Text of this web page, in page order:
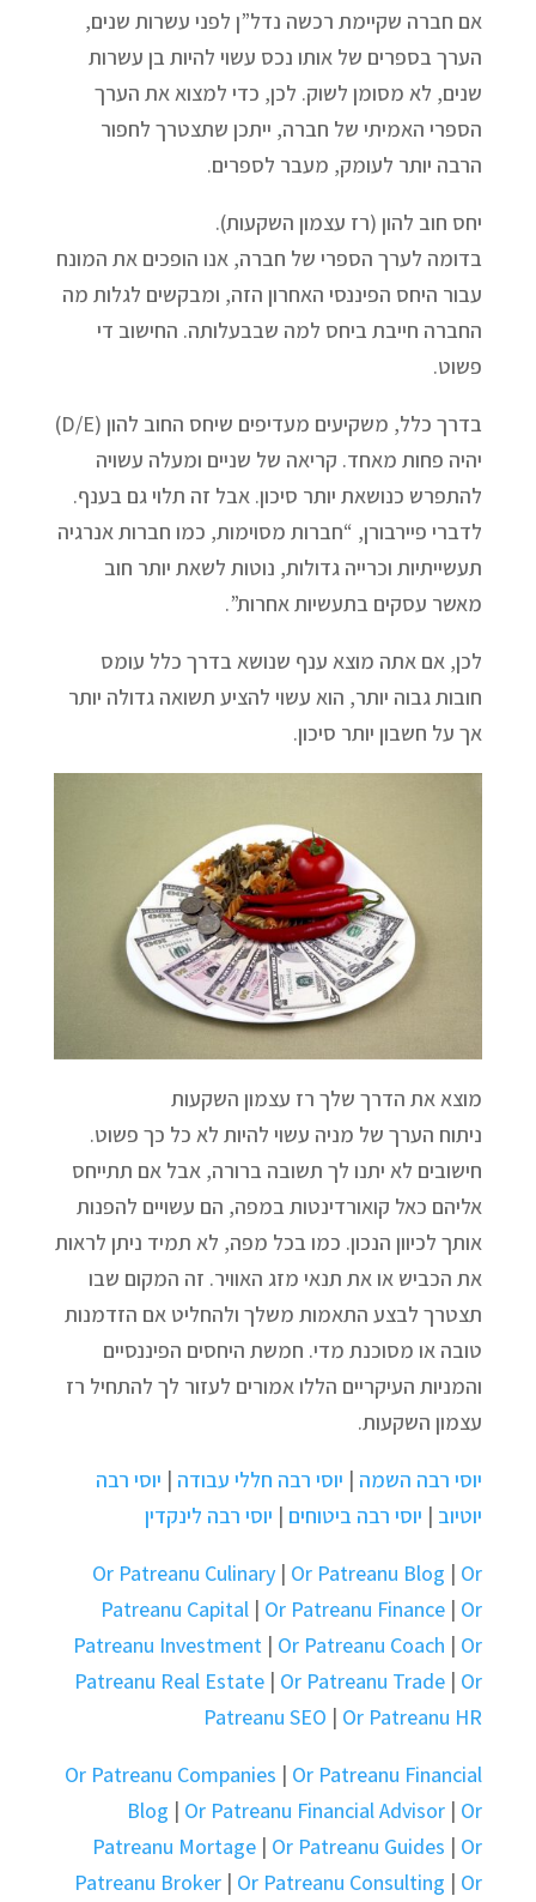
אם חברה שקיימת רכשה נדל”ן לפני עשרות שנים,
הערך בספרים של אותו נכס עשוי להיות בן עשרות
שנים, לא מסומן לשוק. לכן, כדי למצוא את הערך
הספרי האמיתי של חברה, ייתכן שתצטרך לחפור
הרבה יותר לעומק, מעבר לספרים.
יחס חוב להון (רז עצמון השקעות).
בדומה לערך הספרי של חברה, אנו הופכים את המונח
עבור היחס הפיננסי האחרון הזה, ומבקשים לגלות מה
החברה חייבת ביחס למה שבבעלותה. החישוב די
פשוט.
בדרך כלל, משקיעים מעדיפים שיחס החוב להון (D/E)
יהיה פחות מאחד. קריאה של שניים ומעלה עשויה
להתפרש כנושאת יותר סיכון. אבל זה תלוי גם בענף.
לדברי פיירבורן, “חברות מסוימות, כמו חברות אנרגיה
תעשייתיות וכרייה גדולות, נוטות לשאת יותר חוב
מאשר עסקים בתעשיות אחרות”.
לכן, אם אתה מוצא ענף שנושא בדרך כלל עומס
חובות גבוה יותר, הוא עשוי להציע תשואה גדולה יותר
אך על חשבון יותר סיכון.
מוצא את הדרך שלך רז עצמון השקעות
ניתוח הערך של מניה עשוי להיות לא כל כך פשוט.
חישובים לא יתנו לך תשובה ברורה, אבל אם תתייחס
אליהם כאל קואורדינטות במפה, הם עשויים להפנות
אותך לכיוון הנכון. כמו בכל מפה, לא תמיד ניתן לראות
את הכביש או את תנאי מזג האוויר. זה המקום שבו
תצטרך לבצע התאמות משלך ולהחליט אם הזדמנות
טובה או מסוכנת מדי. חמשת היחסים הפיננסיים
והמניות העיקריים הללו אמורים לעזור לך להתחיל רז
עצמון השקעות.
יוסי רבה השמה | יוסי רבה חללי עבודה | יוסי רבה
יוטיוב | יוסי רבה ביטוחים | יוסי רבה לינקדין
Or Patreanu Culinary | Or Patreanu Blog | Or
Patreanu Capital | Or Patreanu Finance | Or
Patreanu Investment | Or Patreanu Coach | Or
Patreanu Real Estate | Or Patreanu Trade | Or
Patreanu SEO | Or Patreanu HR
Or Patreanu Companies | Or Patreanu Financial
Blog | Or Patreanu Financial Advisor | Or
Patreanu Mortage | Or Patreanu Guides | Or
Patreanu Broker | Or Patreanu Consulting | Or